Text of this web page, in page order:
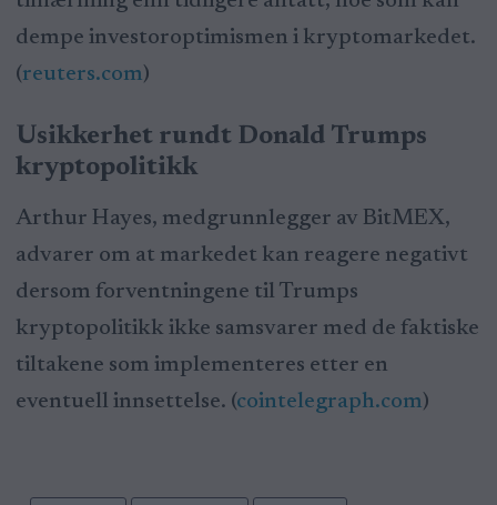
dempe investoroptimismen i kryptomarkedet.
(reuters.com)
Usikkerhet rundt Donald Trumps
kryptopolitikk
Arthur Hayes, medgrunnlegger av BitMEX,
advarer om at markedet kan reagere negativt
dersom forventningene til Trumps
kryptopolitikk ikke samsvarer med de faktiske
tiltakene som implementeres etter en
eventuell innsettelse. (cointelegraph.com)